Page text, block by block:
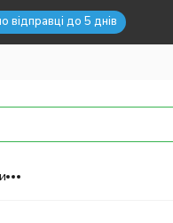
відправці до 5 днів